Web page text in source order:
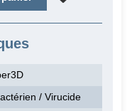
/ Virucide